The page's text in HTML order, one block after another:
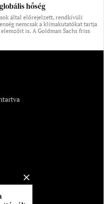
hőség
által előrejelzett, rendkívüli
nemcsak a klímakutatókat tartja
is. A Goldman Sachs friss